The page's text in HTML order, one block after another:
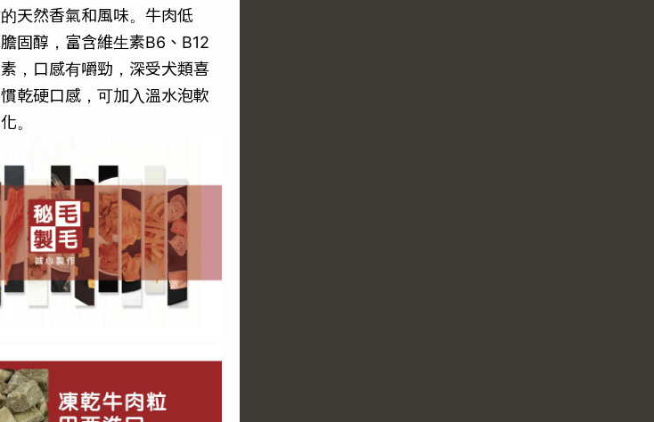
天然香氣和風味。牛肉低
固醇，富含維生素B6、B12
，口感有嚼勁，深受犬類喜
乾硬口感，可加入溫水泡軟
。